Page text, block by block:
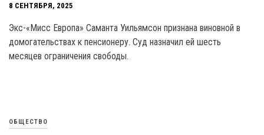
8 СЕНТЯБРЯ, 2025
Экс-«Мисс Европа» Саманта Уильямсон признана виновной в
домогательствах к пенсионеру. Суд назначил ей шесть
месяцев ограничения свободы.
ОБЩЕСТВО